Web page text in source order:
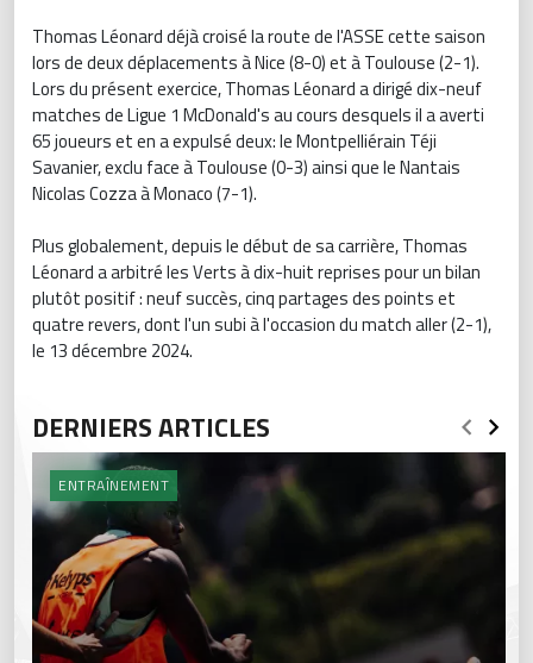
Thomas Léonard déjà croisé la route de l'ASSE cette saison
lors de deux déplacements à Nice (8-0) et à Toulouse (2-1).
Lors du présent exercice, Thomas Léonard a dirigé dix-neuf
matches de Ligue 1 McDonald's au cours desquels il a averti
65 joueurs et en a expulsé deux: le Montpelliérain Téji
Savanier, exclu face à Toulouse (0-3) ainsi que le Nantais
Nicolas Cozza à Monaco (7-1).
Plus globalement, depuis le début de sa carrière, Thomas
Léonard a arbitré les Verts à dix-huit reprises pour un bilan
plutôt positif : neuf succès, cinq partages des points et
quatre revers, dont l'un subi à l'occasion du match aller (2-1),
le 13 décembre 2024.
DERNIERS ARTICLES
ENTRAÎNEMENT